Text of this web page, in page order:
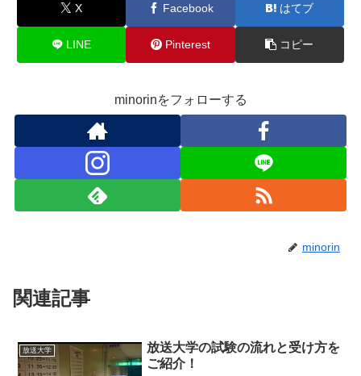
X Facebook はてブ
LINE Pinterest コピー
minorinをフォローする
minorin
関連記事
放送大学
放送大学の試験の流れと受け方を
ご紹介！